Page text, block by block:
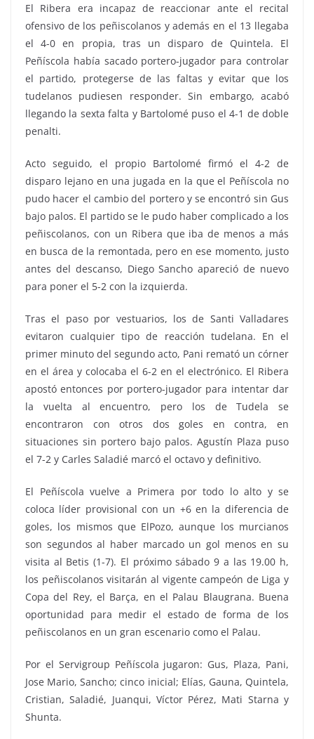
El Ribera era incapaz de reaccionar ante el recital
ofensivo de los peñiscolanos y además en el 13 llegaba
el 4-0 en propia, tras un disparo de Quintela. El
Peñíscola había sacado portero-jugador para controlar
el partido, protegerse de las faltas y evitar que los
tudelanos pudiesen responder. Sin embargo, acabó
llegando la sexta falta y Bartolomé puso el 4-1 de doble
penalti.
Acto seguido, el propio Bartolomé firmó el 4-2 de
disparo lejano en una jugada en la que el Peñíscola no
pudo hacer el cambio del portero y se encontró sin Gus
bajo palos. El partido se le pudo haber complicado a los
peñiscolanos, con un Ribera que iba de menos a más
en busca de la remontada, pero en ese momento, justo
antes del descanso, Diego Sancho apareció de nuevo
para poner el 5-2 con la izquierda.
Tras el paso por vestuarios, los de Santi Valladares
evitaron cualquier tipo de reacción tudelana. En el
primer minuto del segundo acto, Pani remató un córner
en el área y colocaba el 6-2 en el electrónico. El Ribera
apostó entonces por portero-jugador para intentar dar
la vuelta al encuentro, pero los de Tudela se
encontraron con otros dos goles en contra, en
situaciones sin portero bajo palos. Agustín Plaza puso
el 7-2 y Carles Saladié marcó el octavo y definitivo.
El Peñíscola vuelve a Primera por todo lo alto y se
coloca líder provisional con un +6 en la diferencia de
goles, los mismos que ElPozo, aunque los murcianos
son segundos al haber marcado un gol menos en su
visita al Betis (1-7). El próximo sábado 9 a las 19.00 h,
los peñiscolanos visitarán al vigente campeón de Liga y
Copa del Rey, el Barça, en el Palau Blaugrana. Buena
oportunidad para medir el estado de forma de los
peñiscolanos en un gran escenario como el Palau.
Por el Servigroup Peñíscola jugaron: Gus, Plaza, Pani,
Jose Mario, Sancho; cinco inicial; Elías, Gauna, Quintela,
Cristian, Saladié, Juanqui, Víctor Pérez, Mati Starna y
Shunta.